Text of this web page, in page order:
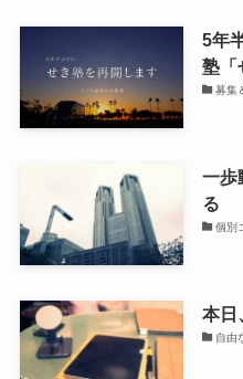
5年
塾「
募集
一歩
る
個別
本日
自由